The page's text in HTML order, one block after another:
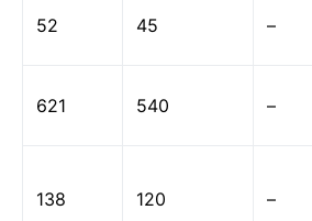
52 45 –
621 540 –
138 120 –